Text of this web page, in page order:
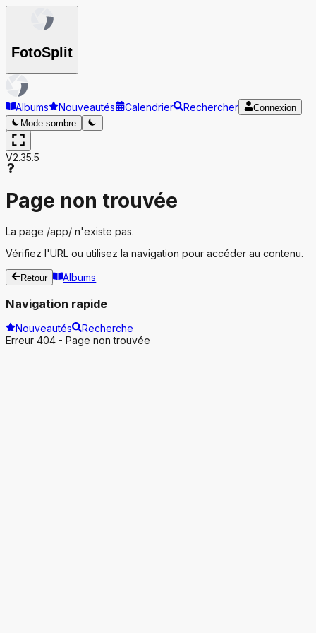
FotoSplit
Albums Nouveautés Calendrier Rechercher
Connexion
Mode sombre
V2.35.5
Page non trouvée
La page /app/ n'existe pas.
Vérifiez l'URL ou utilisez la navigation pour accéder au contenu.
Retour Albums
Navigation rapide
Nouveautés
Recherche
Erreur 404 - Page non trouvée